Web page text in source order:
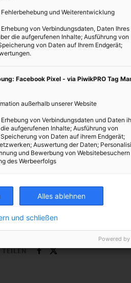
GARTEN
7 giftigsten Pflanzen für
Haustiere
ist Vorsicht geboten.
ANSEHEN
TEILEN
und Weiterentwicklung
Erhebung von Verbindungsdaten, Daten Ihres
die aufgerufenen Inhalte; Ausführung von
von Daten auf Ihrem Endgerät;
Facebook Pixel - via PiwikPRO Tag
außerhalb unserer Website
Erhebung von Verbindungsdaten und Daten
aufgerufenen Inhalte; Ausführung von
von Daten auf ihrem Endgerät;
Auswertung der Daten;
und Bewerbung von
des Werbeerfolgs
Alles ablehnen
und schließen
Powered by